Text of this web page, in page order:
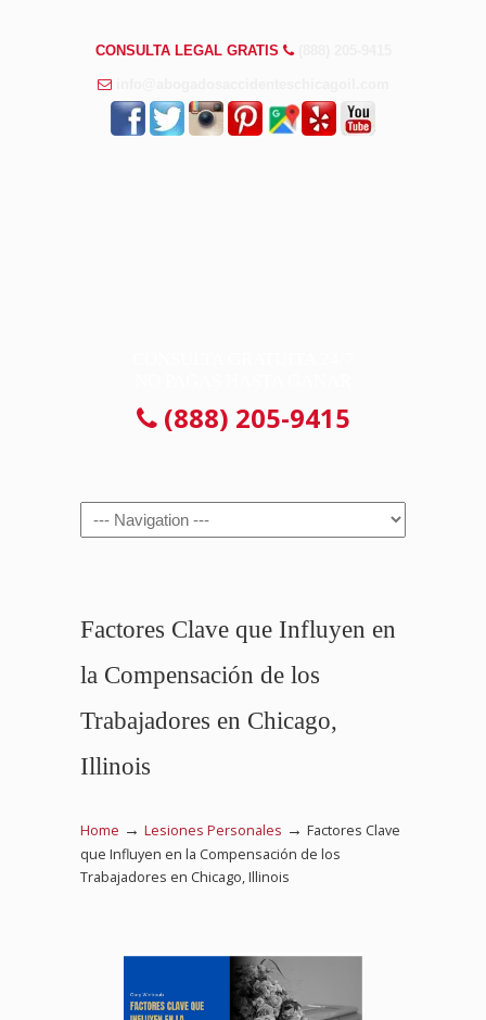
CONSULTA LEGAL GRATIS
(888) 205-9415
Navigation
Factores Clave que Influyen en
la Compensación de los
Trabajadores en Chicago,
Illinois
Home → Lesiones Personales → Factores Clave
que Influyen en la Compensación de los
Trabajadores en Chicago, Illinois